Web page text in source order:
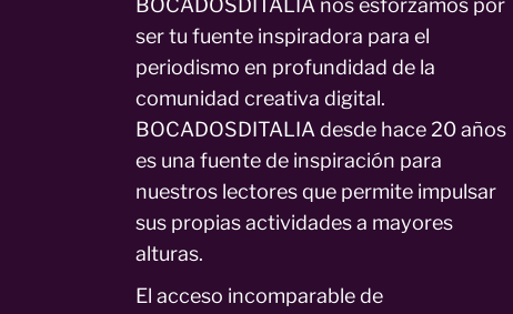
BOCADOSDITALIA nos esforzamos por
ser tu fuente inspiradora para el
periodismo en profundidad de la
comunidad creativa digital.
BOCADOSDITALIA desde hace 20 años
es una fuente de inspiración para
nuestros lectores que permite impulsar
sus propias actividades a mayores
alturas.
El acceso incomparable de